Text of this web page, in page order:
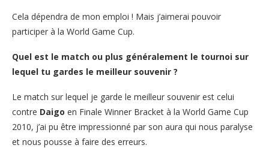
Cela dépendra de mon emploi ! Mais j’aimerai pouvoir
participer à la World Game Cup.
Quel est le match ou plus généralement le tournoi sur
lequel tu gardes le meilleur souvenir ?
Le match sur lequel je garde le meilleur souvenir est celui
contre Daigo en Finale Winner Bracket à la World Game Cup
2010, j’ai pu être impressionné par son aura qui nous paralyse
et nous pousse à faire des erreurs.